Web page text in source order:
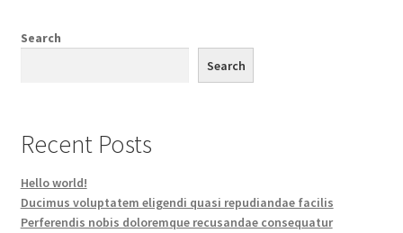
Search
Search
Recent Posts
Hello world!
Ducimus voluptatem eligendi quasi repudiandae facilis
Perferendis nobis doloremque recusandae consequatur